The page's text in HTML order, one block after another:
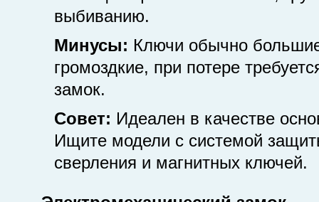
выбиванию.
Минусы: Ключи обычно
громоздкие, при потере
замок.
Совет: Идеален в качестве
Ищите модели с системой
сверления и магнитных ключей.